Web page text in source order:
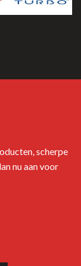
scherpe
nu aan voor